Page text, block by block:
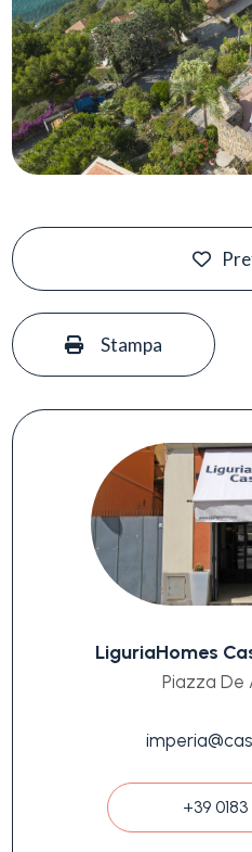
Stampa
LiguriaHomes
Piazza De
+39 0183